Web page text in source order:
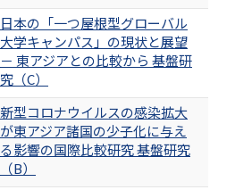
日本の「一つ屋根型グローバル
大学キャンパス」の現状と展望
－ 東アジアとの比較から 基盤研
究（C）
新型コロナウイルスの感染拡大
が東アジア諸国の少子化に与え
る影響の国際比較研究 基盤研究
（B）